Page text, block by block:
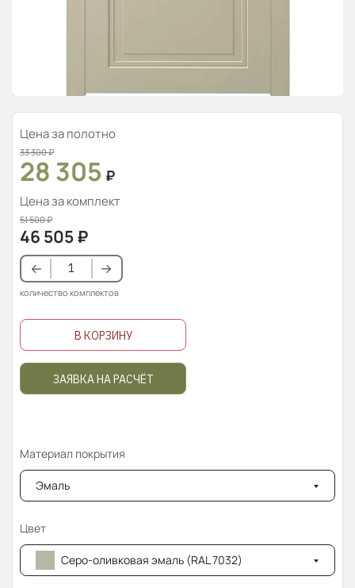
Цена за полотно
33 300₽
28 305 ₽
Цена за комплект
51 500₽
46 505₽
количество комплектов
В КОРЗИНУ
ЗАЯВКА НА РАСЧЁТ
Материал покрытия
Эмаль
Цвет
Серо-оливковая эмаль (RAL 7032)